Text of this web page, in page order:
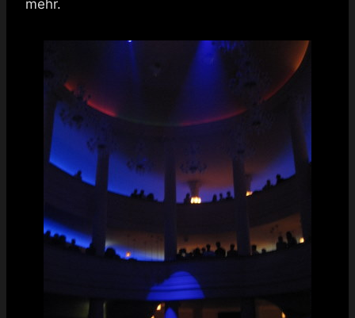
mehr.